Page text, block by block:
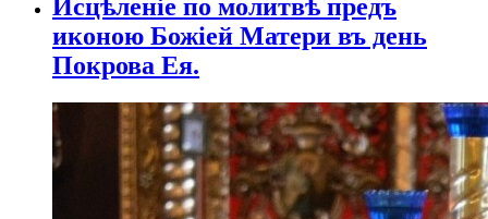
Исцѣленіе по молитвѣ предъ
иконою Божіей Матери въ день
Покрова Ея.